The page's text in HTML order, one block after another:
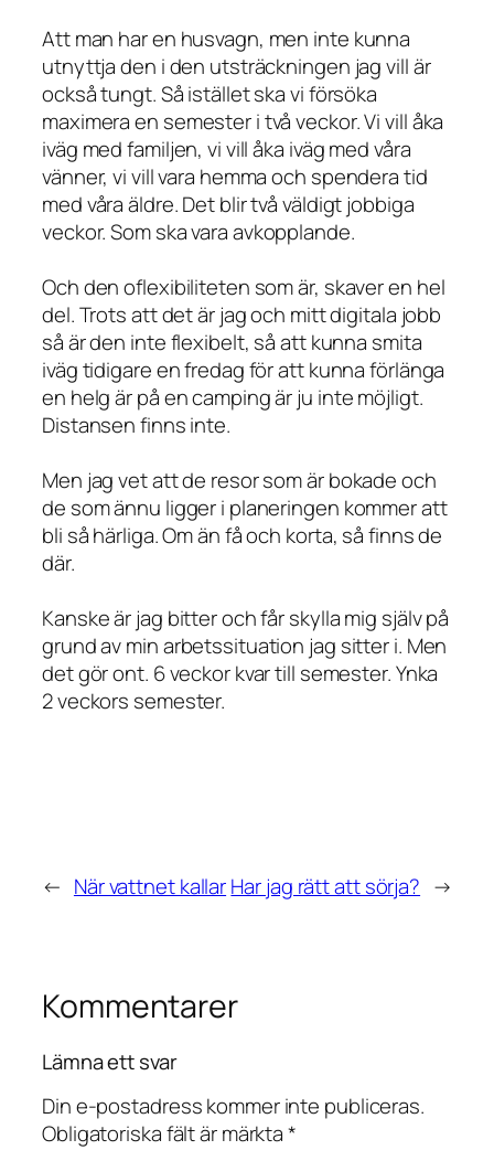
Att man har en husvagn, men inte kunna
utnyttja den i den utsträckningen jag vill är
också tungt. Så istället ska vi försöka
maximera en semester i två veckor. Vi vill åka
iväg med familjen, vi vill åka iväg med våra
vänner, vi vill vara hemma och spendera tid
med våra äldre. Det blir två väldigt jobbiga
veckor. Som ska vara avkopplande.
Och den oflexibiliteten som är, skaver en hel
del. Trots att det är jag och mitt digitala jobb
så är den inte flexibelt, så att kunna smita
iväg tidigare en fredag för att kunna förlänga
en helg är på en camping är ju inte möjligt.
Distansen finns inte.
Men jag vet att de resor som är bokade och
de som ännu ligger i planeringen kommer att
bli så härliga. Om än få och korta, så finns de
där.
Kanske är jag bitter och får skylla mig själv på
grund av min arbetssituation jag sitter i. Men
det gör ont. 6 veckor kvar till semester. Ynka
2 veckors semester.
← När vattnet kallarHar jag rätt att sörja? →
Kommentarer
Lämna ett svar
Din e-postadress kommer inte publiceras.
Obligatoriska fält är märkta*